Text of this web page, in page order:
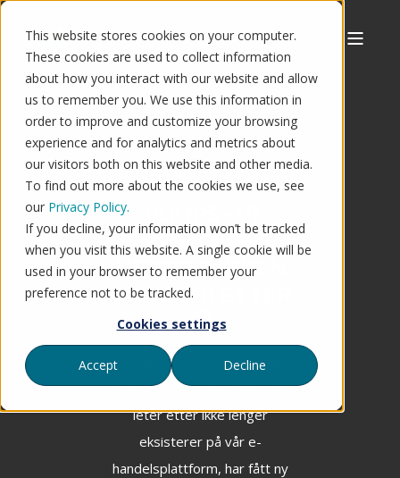
This website stores cookies on your computer.
These cookies are used to collect information
about how you interact with our website and allow
us to remember you. We use this information in
order to improve and customize your browsing
experience and for analytics and metrics about
our visitors both on this website and other media.
To find out more about the cookies we use, see
our Privacy Policy.
If you decline, your information won’t be tracked
when you visit this website. A single cookie will be
used in your browser to remember your
preference not to be tracked.
Cookies settings
Accept Decline
FINNER IKKE
NETTBUTIKKEN
DU LETER ETTER
🤔
Årsaken til at du ser denne
siden er at nettbutikken du
leter etter ikke lenger
eksisterer på vår e-
handelsplattform, har fått ny